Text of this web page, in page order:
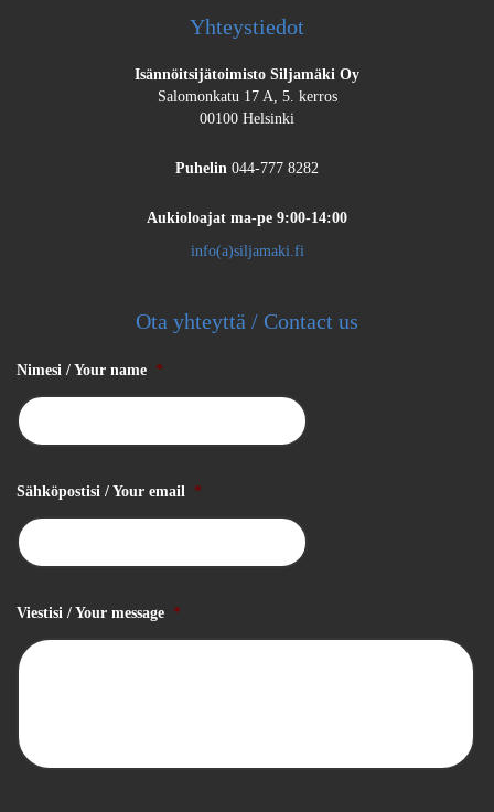
Yhteystiedot
Isännöitsijätoimisto Siljamäki Oy
Salomonkatu 17 A, 5. kerros
00100 Helsinki
Puhelin 044-777 8282
Aukioloajat ma-pe 9:00-14:00
info(a)siljamaki.fi
Ota yhteyttä / Contact us
Nimesi / Your name *
Sähköpostisi / Your email *
Viestisi / Your message *